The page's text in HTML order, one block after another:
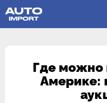
Где можно
Америке: